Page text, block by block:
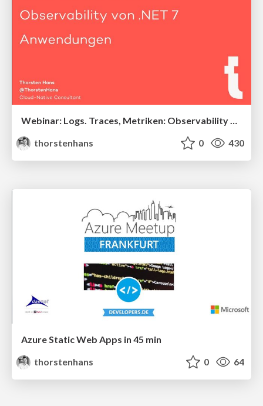
Webinar: Logs. Traces, Metriken: Observability von .NET 7-Anwendungen
thorstenhans
0 430
Azure Static Web Apps in 45 min
thorstenhans
0 64